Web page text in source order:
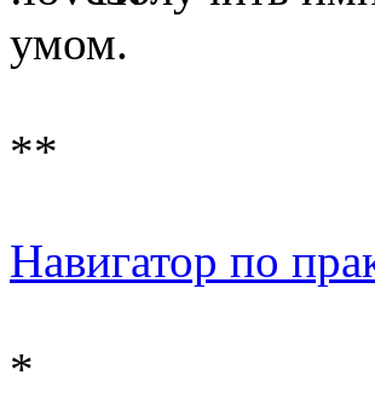
умом.
**
Навигатор по
*